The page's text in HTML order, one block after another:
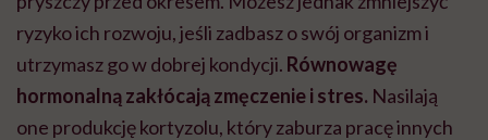
ryzyko ich rozwoju, jeśli zadbasz o swój organizm i
utrzymasz go w dobrej kondycji. Równowagę
hormonalną zakłócają zmęczenie i stres. Nasilają
one produkcję kortyzolu, który zaburza pracę innych